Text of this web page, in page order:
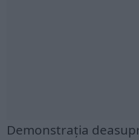
Demonstrația